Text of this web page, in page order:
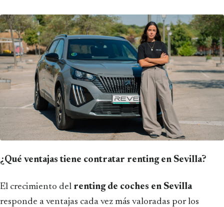
¿Qué ventajas tiene contratar renting en Sevilla?
El crecimiento del renting de coches en Sevilla
responde a ventajas cada vez más valoradas por los